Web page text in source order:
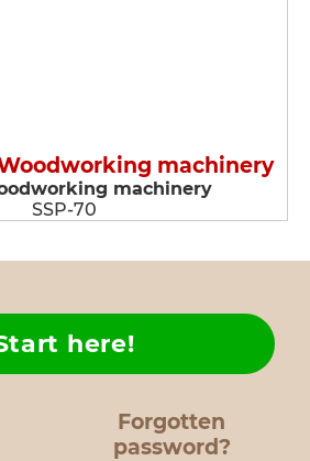
machinery
machinery
SSP-70
Forgotten
password?
here!